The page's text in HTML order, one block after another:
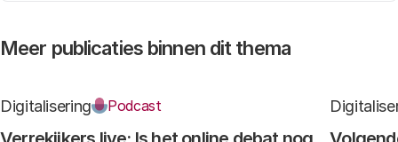
Meer publicaties binnen dit thema
Digitalisering Podcast